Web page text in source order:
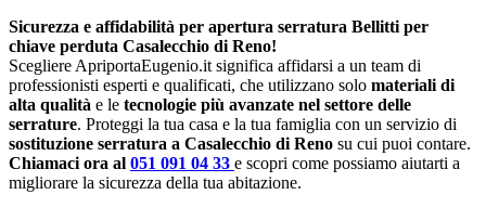
Sicurezza e affidabilità per apertura serratura Bellitti per
chiave perduta Casalecchio di Reno!
Scegliere ApriportaEugenio.it significa affidarsi a un team di
professionisti esperti e qualificati, che utilizzano solo materiali di
alta qualità e le tecnologie più avanzate nel settore delle
serrature. Proteggi la tua casa e la tua famiglia con un servizio di
sostituzione serratura a Casalecchio di Reno su cui puoi contare.
Chiamaci ora al 051 091 04 33 e scopri come possiamo aiutarti a
migliorare la sicurezza della tua abitazione.